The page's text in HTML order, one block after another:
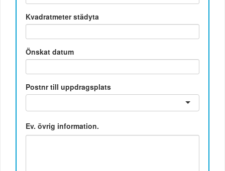
Kvadratmeter städyta
Önskat datum
Postnr till uppdragsplats
Ev. övrig information.